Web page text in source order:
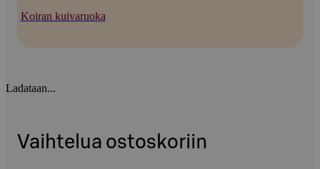
Koiran kuivaruoka
Ladataan...
Vaihtelua ostoskoriin